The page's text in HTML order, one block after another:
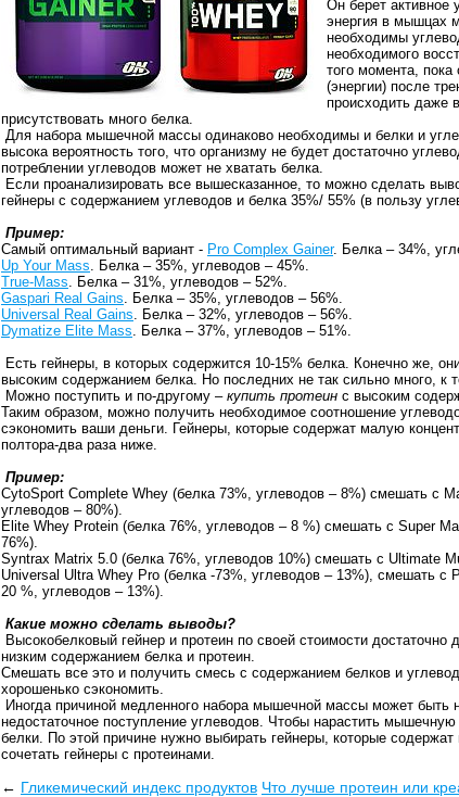
Он берет активное
энергия в мышцах
необходимы
необходимого
того момента, пока
(энергии) после
происходить даже
присутствовать много белка.
Для набора мышечной массы одинаково необходимы и белки и
высока вероятность того, что организму не будет достаточно
потреблении углеводов может не хватать белка.
Если проанализировать все вышесказанное, то можно сделать
гейнеры с содержанием углеводов и белка 35%/ 55% (в пользу
Пример:
Самый оптимальный вариант - Pro Complex Gainer. Белка – 34%,
Up Your Mass. Белка – 35%, углеводов – 45%.
True-Mass. Белка – 31%, углеводов – 52%.
Gaspari Real Gains. Белка – 35%, углеводов – 56%.
Universal Real Gains. Белка – 32%, углеводов – 56%.
Dymatize Elite Mass. Белка – 37%, углеводов – 51%.
Есть гейнеры, в которых содержится 10-15% белка. Конечно же,
высоким содержанием белка. Но последних не так сильно много, к
Можно поступить и по-другому – купить протеин с высоким
Таким образом, можно получить необходимое соотношение
сэкономить ваши деньги. Гейнеры, которые содержат малую
полтора-два раза ниже.
Пример:
CytoSport Complete Whey (белка 73%, углеводов – 8%) смешать с
углеводов – 80%).
Elite Whey Protein (белка 76%, углеводов – 8 %) смешать с Super
76%).
Syntrax Matrix 5.0 (белка 76%, углеводов 10%) смешать с Ultimate
Universal Ultra Whey Pro (белка -73%, углеводов – 13%), смешать с
20 %, углеводов – 13%).
Какие можно сделать выводы?
Высокобелковый гейнер и протеин по своей стоимости достаточно
низким содержанием белка и протеин.
Смешать все это и получить смесь с содержанием белков и
хорошенько сэкономить.
Иногда причиной медленного набора мышечной массы может быть
недостаточное поступление углеводов. Чтобы нарастить
белки. По этой причине нужно выбирать гейнеры, которые
сочетать гейнеры с протеинами.
← Гликемический индекс продуктов Что лучше протеин или